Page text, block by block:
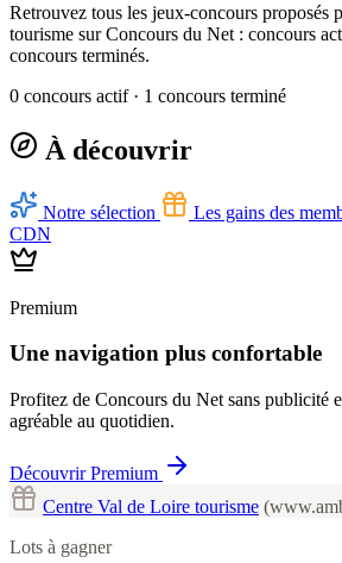
Retrouvez tous les jeux-concours proposés
tourisme sur Concours du Net : concours
concours terminés.
0 concours actif · 1 concours terminé
À découvrir
Notre sélection Les gains des
CDN
Premium
Une navigation plus confortable
Profitez de Concours du Net sans publicité
agréable au quotidien.
Découvrir Premium
Centre Val de Loire tourisme
Lots à gagner